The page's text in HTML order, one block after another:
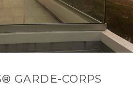
GARDE-CORPS